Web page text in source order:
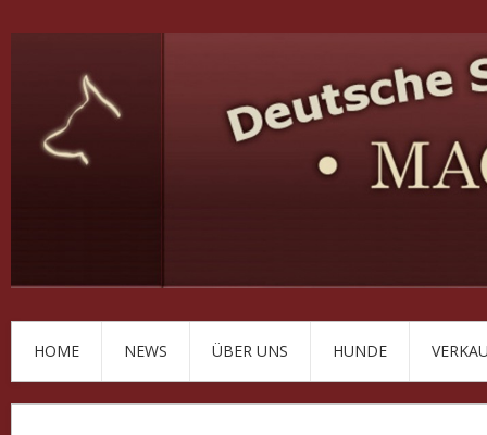
HOME NEWS ÜBER UNS HUNDE